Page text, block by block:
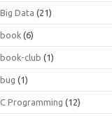
Big Data (21)
book (6)
book-club (1)
bug (1)
C Programming (12)